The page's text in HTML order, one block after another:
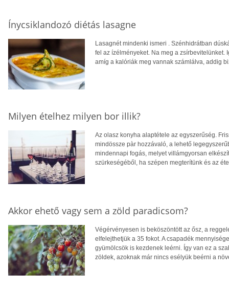
Ínycsiklandozó diétás lasagne
Lasagnét mindenki ismeri . Szénhidrátban
fel az ízélményeket. Na meg a
amíg a kalóriák meg vannak számlálva, addig
Milyen ételhez milyen bor illik?
Az olasz konyha alaptétele az egyszerűség.
mindössze pàr hozzávaló, a lehető
mindennapi fogás, melyet villámgyorsan
szürkeségéből, ha szépen megterítünk és az
Akkor ehető vagy sem a zöld paradicsom?
Végérvényesen is beköszöntött az ősz, a
elfelejthetjük a 35 fokot. A csapadék
gyümölcsök is kezdenek leérni. Így van ez a
zöldek, azoknak már nincs esélyük beérni a